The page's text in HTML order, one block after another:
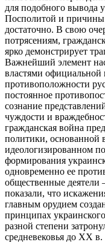
для подобного вывода
Посполитой и
достаточно. В свою
потрясениям,
ярко демонстрирует
Важнейший элемент
властями
противоположности
постоянное
сознание
чуждости и
гражданская война
политики, основанной
идеологизированном
формирования
одновременно ее
общественные деятели
показали, что
главным орудием
принципах
разной степени
средневековья до XX в.